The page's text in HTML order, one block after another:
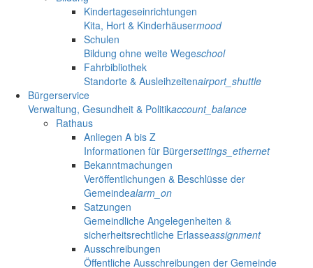
Kindertageseinrichtungen
Kita, Hort & Kinderhäusermood
Schulen
Bildung ohne weite Wegeschool
Fahrbibliothek
Standorte & Ausleihzeitenairport_shuttle
Bürgerservice
Verwaltung, Gesundheit & Politikaccount_balance
Rathaus
Anliegen A bis Z
Informationen für Bürgersettings_ethernet
Bekanntmachungen
Veröffentlichungen & Beschlüsse der
Gemeindealarm_on
Satzungen
Gemeindliche Angelegenheiten &
sicherheitsrechtliche Erlasseassignment
Ausschreibungen
Öffentliche Ausschreibungen der Gemeinde